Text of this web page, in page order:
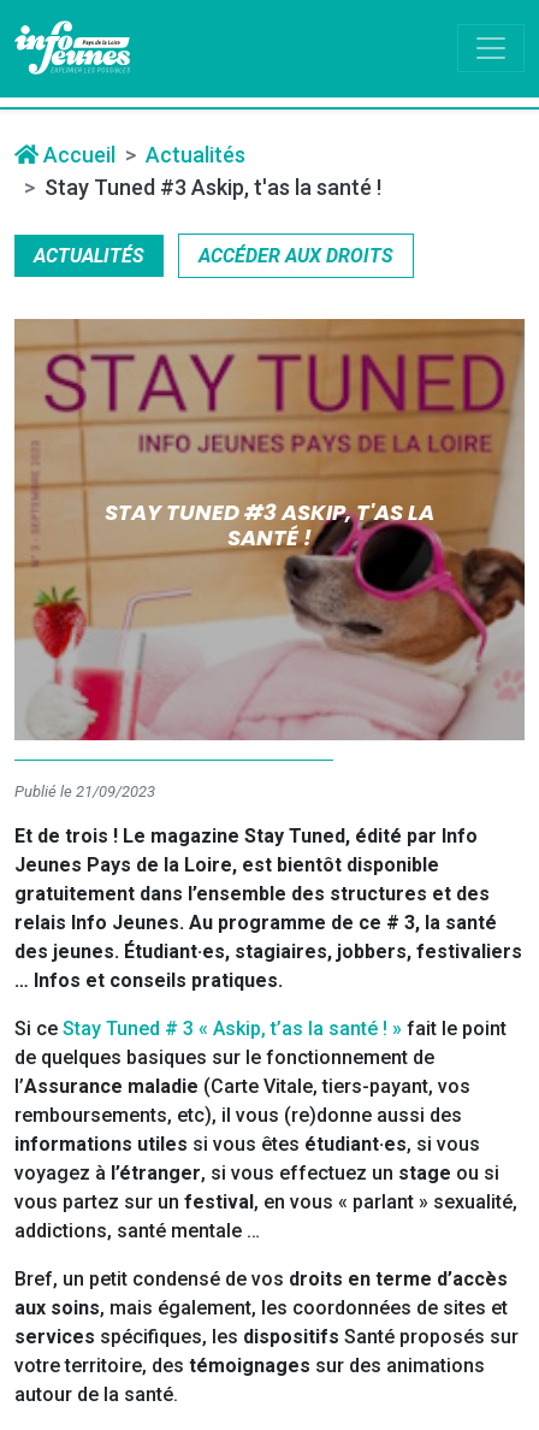
Accueil
Actualités
Stay Tuned #3 Askip, t'as la santé !
ACTUALITÉS ACCÉDER AUX DROITS
STAY TUNED #3 ASKIP, T'AS LA
SANTÉ !
Publié le 21/09/2023
Et de trois ! Le magazine Stay Tuned, édité par Info
Jeunes Pays de la Loire, est bientôt disponible
gratuitement dans l’ensemble des structures et des
relais Info Jeunes. Au programme de ce # 3, la santé
des jeunes. Étudiant·es, stagiaires, jobbers, festivaliers
… Infos et conseils pratiques.
Si ce Stay Tuned # 3 « Askip, t’as la santé ! » fait le point
de quelques basiques sur le fonctionnement de
l’Assurance maladie (Carte Vitale, tiers-payant, vos
remboursements, etc), il vous (re)donne aussi des
informations utiles si vous êtes étudiant·es, si vous
voyagez à l’étranger, si vous effectuez un stage ou si
vous partez sur un festival , en vous « parlant » sexualité,
addictions, santé mentale …
Bref, un petit condensé de vos droits en terme d’accès
aux soins, mais également, les coordonnées de sites et
services spécifiques, les dispositifs Santé proposés sur
votre territoire, des témoignages sur des animations
autour de la santé.